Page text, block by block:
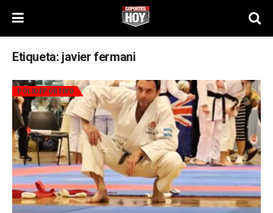
Etiqueta: javier fermani
POLIDEPORTIVO